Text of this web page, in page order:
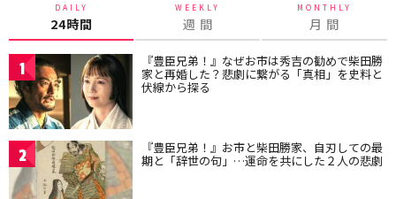
DAILY
24時間
WEEKLY
週 間
MONTHLY
月 間
1 『豊臣兄弟！』なぜお市は秀吉の勧めで柴田勝
家と再婚した？悲劇に繋がる「真相」を史料と
伏線から探る
2 『豊臣兄弟！』お市と柴田勝家、自刃しての最
期と「辞世の句」…運命を共にした２人の悲劇